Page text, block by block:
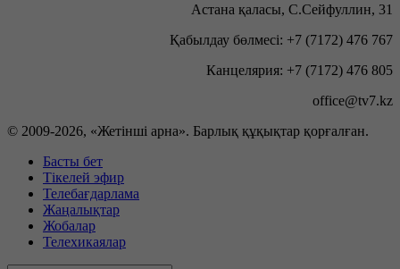
Астана қаласы, С.Сейфуллин, 31
Қабылдау бөлмесі: +7 (7172) 476 767
Канцелярия: +7 (7172) 476 805
office@tv7.kz
© 2009-2026, «Жетінші арна». Барлық құқықтар қорғалған.
Басты бет
Тікелей эфир
Телебағдарлама
Жаңалықтар
Жобалар
Телехикаялар